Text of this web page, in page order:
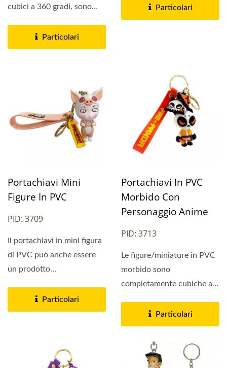
cubici a 360 gradi, sono
rompono...Particolari
persone...
Particolari
Portachiavi Mini
Figure In PVC
PID: 3709
Il portachiavi in mini figura
di PVC può anche essere
un prodotto
esempio...Particolari
Portachiavi In PVC
Morbido Con
Personaggio Anime
PID: 3713
Le figure/miniature in PVC
morbido sono
completamente cubiche a
non tossiche....Particolari